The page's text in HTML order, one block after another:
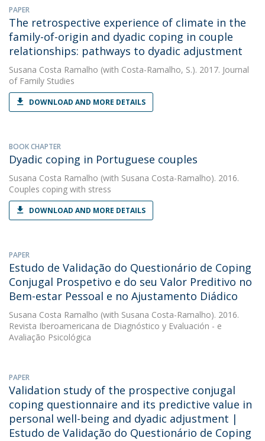
PAPER
The retrospective experience of climate in the
family-of-origin and dyadic coping in couple
relationships: pathways to dyadic adjustment
Susana Costa Ramalho (with Costa-Ramalho, S.). 2017. Journal
of Family Studies
DOWNLOAD AND MORE DETAILS
BOOK CHAPTER
Dyadic coping in Portuguese couples
Susana Costa Ramalho (with Susana Costa-Ramalho). 2016.
Couples coping with stress
DOWNLOAD AND MORE DETAILS
PAPER
Estudo de Validação do Questionário de Coping
Conjugal Prospetivo e do seu Valor Preditivo no
Bem-estar Pessoal e no Ajustamento Diádico
Susana Costa Ramalho (with Susana Costa-Ramalho). 2016.
Revista Iberoamericana de Diagnóstico y Evaluación - e
Avaliação Psicológica
PAPER
Validation study of the prospective conjugal
coping questionnaire and its predictive value in
personal well-being and dyadic adjustment |
Estudo de Validação do Questionário de Coping